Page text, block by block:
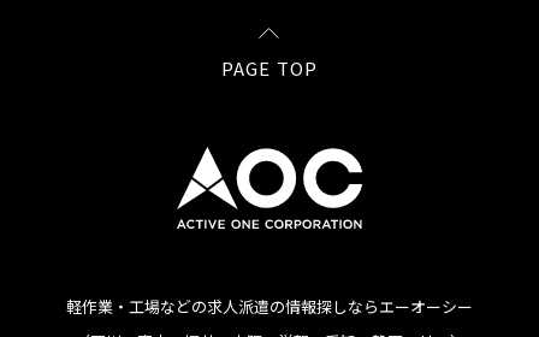
PAGE TOP
軽作業・工場などの求人派遣の情報探しならエーオーシー